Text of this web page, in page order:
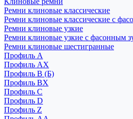
Ремни клиновые классические
Ремни клиновые классические с
Ремни клиновые узкие
Ремни клиновые узкие с фасонным
Ремни клиновые шестигранные
Профиль A
Профиль AX
Профиль B (Б)
Профиль BX
Профиль C
Профиль D
Профиль Z